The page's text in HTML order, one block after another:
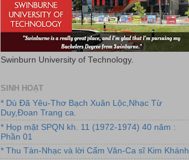
Swinburn University of Technology.
SINH HOẠT
* Dù Đã Yêu-Thơ Bạch Xuân Lộc,Nhạc Từ
Duy,Đoan Trang ca.
* Họp mặt SPQN kh. 11 (1972-1974) 40 năm :
Phần 01
* Thu Tàn-Nhạc và lời Cẩm Văn-Ca sĩ Kim Khánh